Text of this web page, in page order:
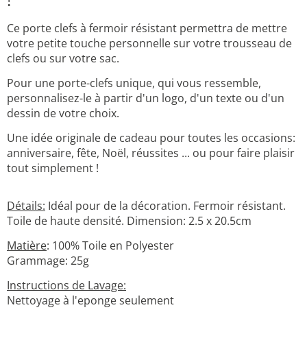
Ce porte clefs à fermoir résistant permettra de mettre
votre petite touche personnelle sur votre trousseau de
clefs ou sur votre sac.
Pour une porte-clefs unique, qui vous ressemble,
personnalisez-le à partir d'un logo, d'un texte ou d'un
dessin de votre choix.
Une idée originale de cadeau pour toutes les occasions:
anniversaire, fête, Noël, réussites ... ou pour faire plaisir
tout simplement !
Détails: Idéal pour de la décoration. Fermoir résistant.
Toile de haute densité. Dimension: 2.5 x 20.5cm
Matière: 100% Toile en Polyester
Grammage: 25g
Instructions de Lavage:
Nettoyage à l'eponge seulement